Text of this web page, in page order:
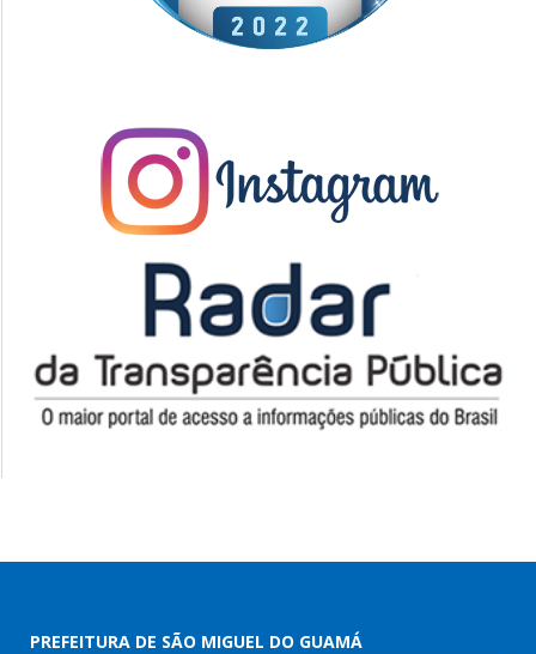
PREFEITURA DE SÃO MIGUEL DO GUAMÁ